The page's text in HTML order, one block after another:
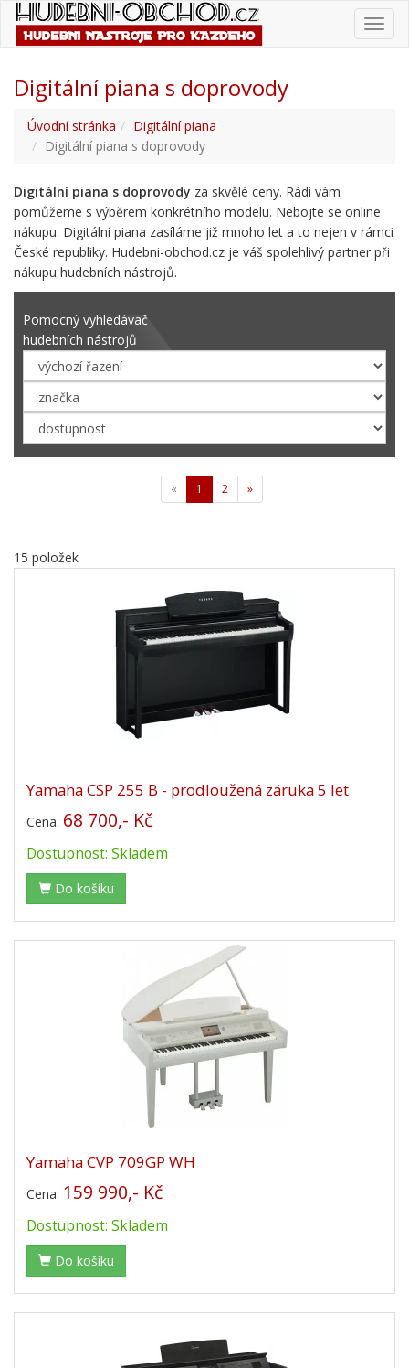
Digitální piana s doprovody
Úvodní stránka
Digitální piana
Digitální piana s doprovody
Digitální piana s doprovody za skvělé ceny. Rádi vám
pomůžeme s výběrem konkrétního modelu. Nebojte se online
nákupu. Digitální piana zasíláme již mnoho let a to nejen v rámci
České republiky. Hudebni-obchod.cz je váš spolehlivý partner při
nákupu hudebních nástrojů.
Pomocný vyhledávač
hudebních nástrojů
« 1 2 »
15 položek
Yamaha CSP 255 B - prodloužená záruka 5 let
Cena: 68 700,- Kč
Dostupnost: Skladem
Do košíku
Yamaha CVP 709GP WH
Cena: 159 990,- Kč
Dostupnost: Skladem
Do košíku